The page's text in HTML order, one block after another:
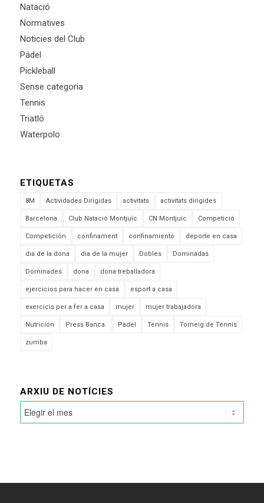
Natació
Normatives
Noticies del Club
Pádel
Pickleball
Sense categoria
Tennis
Triatló
Waterpolo
ETIQUETAS
8M Actividades Dirigidas activitats activitats dirigides
Barcelona Club Natació Montjuïc CN Montjuïc Competició
Competición confinament confinamiento deporte en casa
dia de la dona dia de la mujer Dobles Dominadas
Dominades dona dona treballadora
ejercicios para hacer en casa esport a casa
exercicis per a fer a casa mujer mujer trabajadora
Nutrición Press Banca. Pàdel Tennis Torneig de Tennis
zumba
ARXIU DE NOTÍCIES